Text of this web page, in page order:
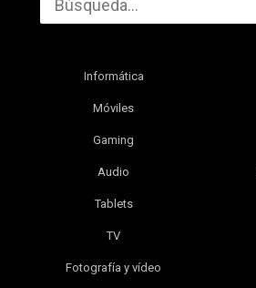
Informática
Móviles
Gaming
Audio
Tablets
TV
Fotografía y vídeo